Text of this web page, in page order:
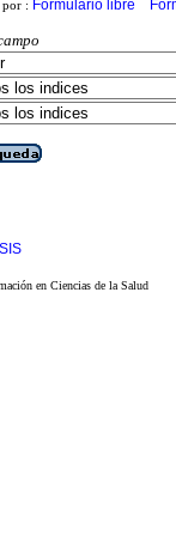
por : Formulario libre
en Ciencias de la Salud